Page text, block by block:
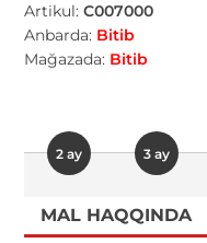
Artikul:C007000
Anbarda: Bitib
Mağazada: Bitib
2 ay 3 ay
MAL HAQQINDA